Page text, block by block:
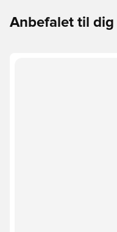
Anbefalet til dig